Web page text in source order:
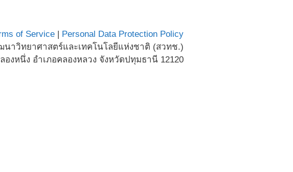
of Service | Personal Data Protection Policy
นาวิทยาศาสตร์และเทคโนโลยีแห่งชาติ (สวทช.)
งหนึ่ง อำเภอคลองหลวง จังหวัดปทุมธานี 12120